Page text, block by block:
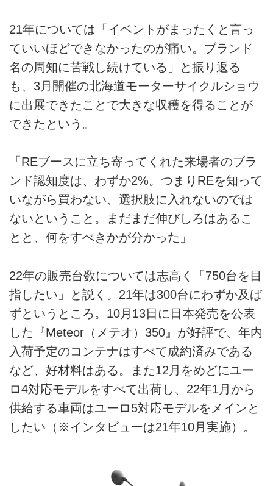
21年については「イベントがまったくと言っ
ていいほどできなかったのが痛い。ブランド
名の周知に苦戦し続けている」と振り返る
も、3月開催の北海道モーターサイクルショウ
に出展できたことで大きな収穫を得ることが
できたという。
「REブースに立ち寄ってくれた来場者のブラ
ンド認知度は、わずか2%。つまりREを知って
いながら買わない、選択肢に入れないのでは
ないということ。まだまだ伸びしろはあるこ
とと、何をすべきかが分かった」
22年の販売台数については志高く「750台を目
指したい」と説く。21年は300台にわずか及ば
ずというところ。10月13日に日本発売を公表
した『Meteor（メテオ）350』が好評で、年内
入荷予定のコンテナはすべて成約済みである
など、好材料はある。また12月をめどにユー
ロ4対応モデルをすべて出荷し、22年1月から
供給する車両はユーロ5対応モデルをメインと
したい（※インタビューは21年10月実施）。